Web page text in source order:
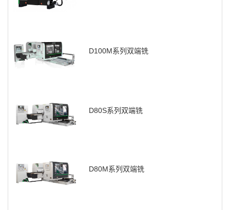
D100M系列双端铣
D80S系列双端铣
D80M系列双端铣